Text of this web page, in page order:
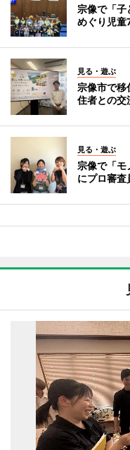
宗像で「
めぐり児童
見る・遊ぶ
宗像市で
住者との交
見る・遊ぶ
宗像で「
にプロ審査